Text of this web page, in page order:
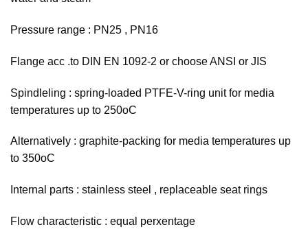
Pressure range : PN25 , PN16
Flange acc .to DIN EN 1092-2 or choose ANSI or JIS
Spindleling : spring-loaded PTFE-V-ring unit for media
temperatures up to 250oC
Alternatively : graphite-packing for media temperatures up
to 350oC
Internal parts : stainless steel , replaceable seat rings
Flow characteristic : equal perxentage